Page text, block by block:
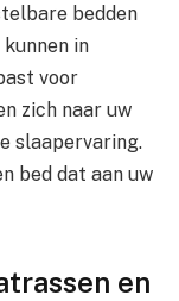
bedden
in
voor
zich naar uw
slaapervaring.
bed dat aan uw
en